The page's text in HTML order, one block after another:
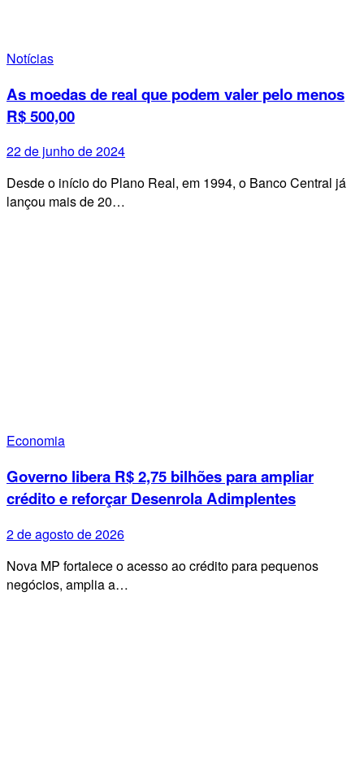
Notícias
As moedas de real que podem valer pelo menos
R$ 500,00
22 de junho de 2024
Desde o início do Plano Real, em 1994, o Banco Central já
lançou mais de 20…
Economia
Governo libera R$ 2,75 bilhões para ampliar
crédito e reforçar Desenrola Adimplentes
2 de agosto de 2026
Nova MP fortalece o acesso ao crédito para pequenos
negócios, amplia a…